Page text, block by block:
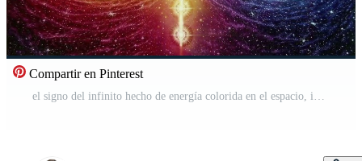
Compartir en Pinterest
el signo del infinito hecho de energía colorida en el espacio, incluidos los siete chakras en él Vídeo Pro